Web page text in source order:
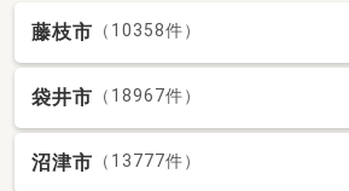
藤枝市 （10358件）
袋井市 （18967件）
沼津市 （13777件）